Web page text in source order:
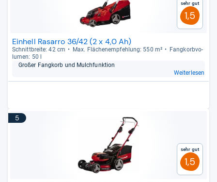
Sehr gut
1,5
Einhell Rasarro 36/42 (2 x 4,0 Ah)
Schnitt­breite: 42 cm Max. Flä­chen­emp­feh­lung: 550 m²
Fang­korb­vo­
lu­men: 50 l
Großer Fang­korb und Mulch­funk­tion
Weiterlesen
5
Sehr gut
1,5